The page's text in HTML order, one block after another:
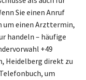
Sie einen Anruf
um einen Arzttermin,
handeln – häufige
+49
Heidelberg direkt zu
um